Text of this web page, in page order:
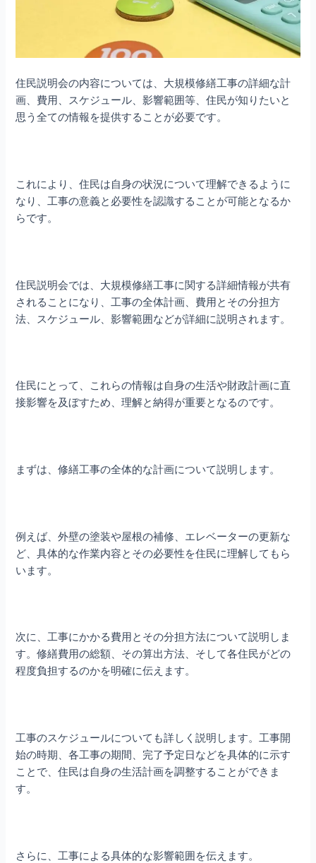
住民説明会の内容については、大規模修繕工事の詳細な計
画、費用、スケジュール、影響範囲等、住民が知りたいと
思う全ての情報を提供することが必要です。
これにより、住民は自身の状況について理解できるように
なり、工事の意義と必要性を認識することが可能となるか
らです。
住民説明会では、大規模修繕工事に関する詳細情報が共有
されることになり、工事の全体計画、費用とその分担方
法、スケジュール、影響範囲などが詳細に説明されます。
住民にとって、これらの情報は自身の生活や財政計画に直
接影響を及ぼすため、理解と納得が重要となるのです。
まずは、修繕工事の全体的な計画について説明します。
例えば、外壁の塗装や屋根の補修、エレベーターの更新な
ど、具体的な作業内容とその必要性を住民に理解してもら
います。
次に、工事にかかる費用とその分担方法について説明しま
す。修繕費用の総額、その算出方法、そして各住民がどの
程度負担するのかを明確に伝えます。
工事のスケジュールについても詳しく説明します。工事開
始の時期、各工事の期間、完了予定日などを具体的に示す
ことで、住民は自身の生活計画を調整することができま
す。
さらに、工事による具体的な影響範囲を伝えます。